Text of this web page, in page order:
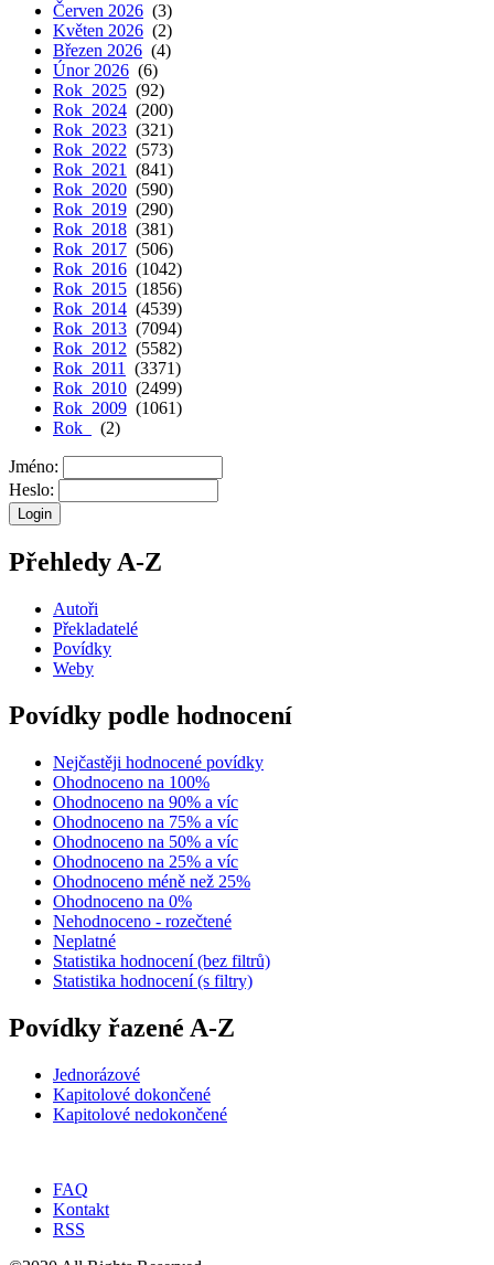
Červen 2026 (3)
Květen 2026 (2)
Březen 2026 (4)
Únor 2026 (6)
Rok 2025 (92)
Rok 2024 (200)
Rok 2023 (321)
Rok 2022 (573)
Rok 2021
(841)
Rok 2020 (590)
Rok 2019 (290)
Rok 2018 (381)
Rok 2017 (506)
Rok 2016 (1042)
Rok 2015 (1856)
Rok 2014 (4539)
Rok 2013 (7094)
Rok 2012 (5582)
Rok 2011
(3371)
Rok 2010 (2499)
Rok 2009 (1061)
Rok
(2)
Jméno:
Heslo:
Přehledy A-Z
Autoři
Překladatelé
Povídky
Weby
Povídky podle hodnocení
Nejčastěji hodnocené povídky
Ohodnoceno na 100%
Ohodnoceno na 90% a víc
Ohodnoceno na 75% a víc
Ohodnoceno na 50% a víc
Ohodnoceno na 25% a víc
Ohodnoceno méně než 25%
Ohodnoceno na 0%
Nehodnoceno - rozečtené
Neplatné
Statistika hodnocení (bez filtrů)
Statistika hodnocení (s filtry)
Povídky řazené A-Z
Jednorázové
Kapitolové dokončené
Kapitolové nedokončené
FAQ
Kontakt
RSS